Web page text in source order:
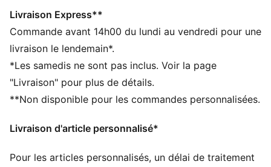
l'aise et au sec
Confectionné à partir de matériaux 100 % recyclés,
hors finitions et décorations
Coupe : Serrée
Matière principale : Interlock
Col : Col rond
Logos du club et PUMA
Livraison Express**
Commande avant 14h00 du lundi au vendredi pour une
livraison le lendemain*.
*Les samedis ne sont pas inclus. Voir la page
"Livraison" pour plus de détails.
**Non disponible pour les commandes personnalisées.
Livraison d'article personnalisé*
Pour les articles personnalisés, un délai de traitement